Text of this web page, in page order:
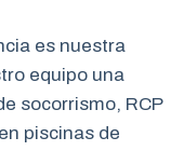
es nuestra
equipo una
socorrismo, RCP
piscinas de